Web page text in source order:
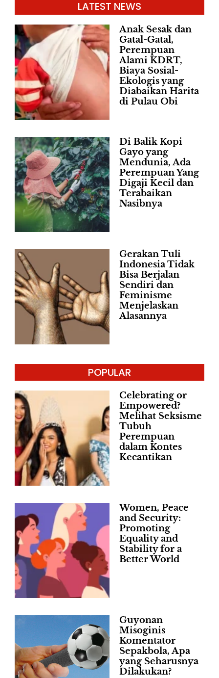
LATEST NEWS
Anak Sesak dan
Gatal-Gatal,
Perempuan
Alami KDRT,
Biaya Sosial-
Ekologis yang
Diabaikan Harita
di Pulau Obi
Di Balik Kopi
Gayo yang
Mendunia, Ada
Perempuan Yang
Digaji Kecil dan
Terabaikan
Nasibnya
Gerakan Tuli
Indonesia Tidak
Bisa Berjalan
Sendiri dan
Feminisme
Menjelaskan
Alasannya
POPULAR
Celebrating or
Empowered?
Melihat Seksisme
Tubuh
Perempuan
dalam Kontes
Kecantikan
Women, Peace
and Security:
Promoting
Equality and
Stability for a
Better World
Guyonan
Misoginis
Komentator
Sepakbola, Apa
yang Seharusnya
Dilakukan?